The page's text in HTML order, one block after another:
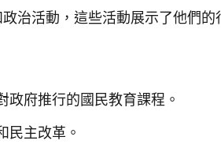
治活動，這些活動展示了他們的
府推行的國民教育課程。
民主改革。